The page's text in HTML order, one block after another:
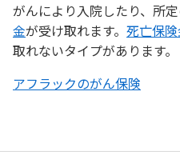
がんにより入院したり、所
金が受け取れます。 死亡保
取れないタイプがあります。
アフラックのがん保険